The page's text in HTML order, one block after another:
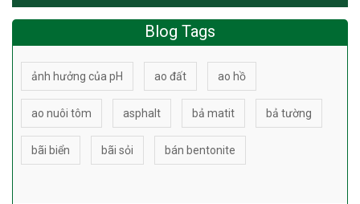
Blog Tags
ảnh hưởng của pH ao đất ao hồ
ao nuôi tôm asphalt bả matit bả tường
bãi biển bãi sỏi bán bentonite